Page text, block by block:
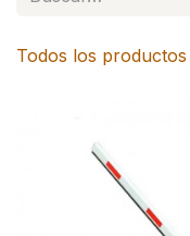
Todos los productos